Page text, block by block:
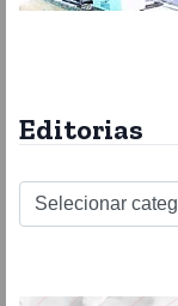
Editorias